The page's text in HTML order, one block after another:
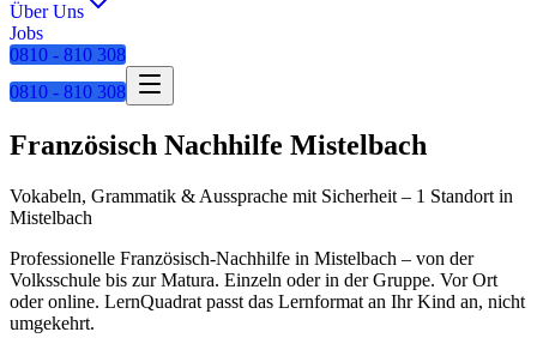
Über Uns
Jobs
0810 - 810 308
0810 - 810 308
Französisch Nachhilfe Mistelbach
Vokabeln, Grammatik & Aussprache mit Sicherheit – 1 Standort in
Mistelbach
Professionelle Französisch-Nachhilfe in Mistelbach – von der
Volksschule bis zur Matura. Einzeln oder in der Gruppe. Vor Ort
oder online. LernQuadrat passt das Lernformat an Ihr Kind an, nicht
umgekehrt.